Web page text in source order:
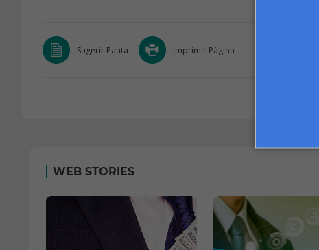
Sugerir Pauta Imprimir Página
WEB STORIES